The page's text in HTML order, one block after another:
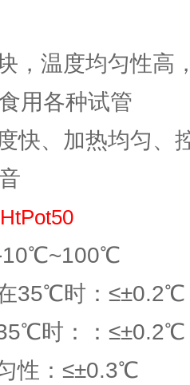
，温度均匀性高
用各种试管
快、加热均匀、
10℃~100℃
性在35℃时
35℃时：：
性：≤±0.3℃